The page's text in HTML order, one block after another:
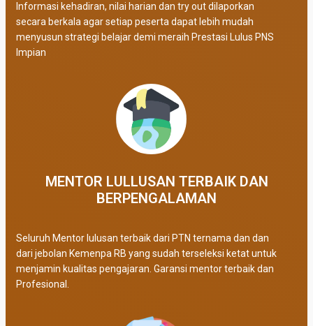
Informasi kehadiran, nilai harian dan try out dilaporkan
secara berkala agar setiap peserta dapat lebih mudah
menyusun strategi belajar demi meraih Prestasi Lulus PNS
Impian
MENTOR LULLUSAN TERBAIK DAN
BERPENGALAMAN
Seluruh Mentor lulusan terbaik dari PTN ternama dan dan
dari jebolan Kemenpa RB yang sudah terseleksi ketat untuk
menjamin kualitas pengajaran. Garansi mentor terbaik dan
Profesional.